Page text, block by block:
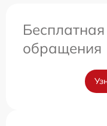
обращения